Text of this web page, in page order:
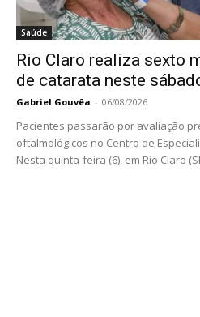
Saúde
Rio Claro realiza sexto
de catarata neste
Gabriel Gouvêa - 06/08/2026
Pacientes passarão por avaliação
oftalmológicos no Centro de
Nesta quinta-feira (6), em Rio Claro